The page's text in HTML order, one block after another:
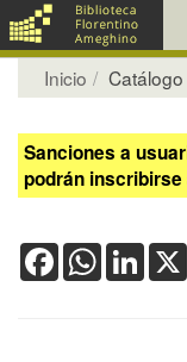
Inicio Catálogo
Sanciones a
podrán
FacebookWhatsApp